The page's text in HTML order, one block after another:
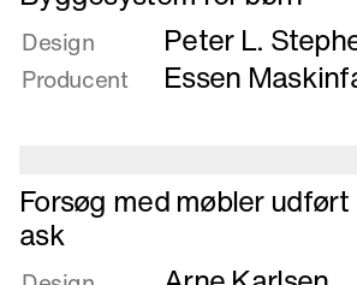
malet
bøg
mere
om
Byggesystem
for
Design Peter L.
Producent Essen
Læs
mere
om
Forsøg
Forsøg med møbler
ask